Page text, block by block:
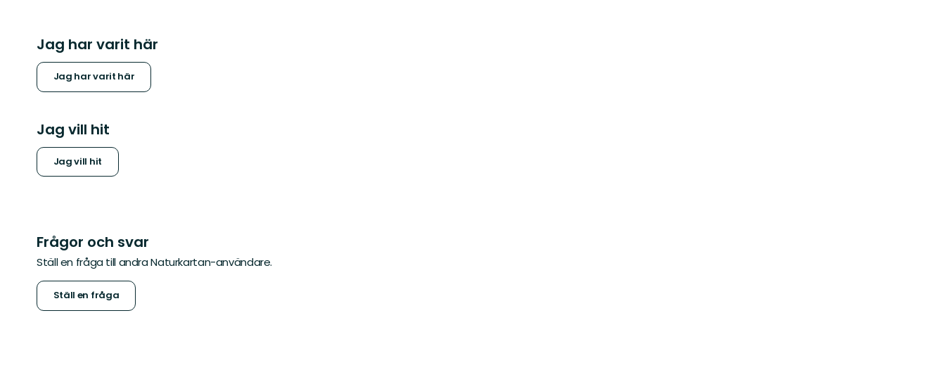
Jag har varit här
Jag har varit här
Jag vill hit
Jag vill hit
Frågor och svar
Ställ en fråga till andra Naturkartan-användare.
Ställ en fråga